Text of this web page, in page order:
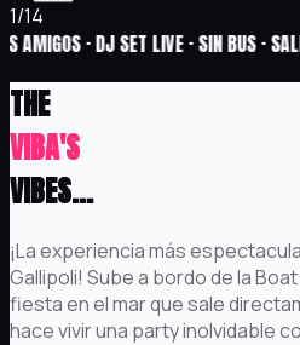
1/14
SET LIVE · SIN BUS · SALIDA
THE
VIBA'S
VIBES...
¡La experiencia más
Gallipoli! Sube a bordo de la
fiesta en el mar que sale
hace vivir una party inolvidable